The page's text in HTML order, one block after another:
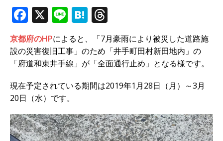
F
a
c
e
b
o
o
k
X Li
n
e
H
at
e
n
a
h
r
e
a
d
s
京都府のHPによると、「7月豪雨により被災した道路施
設の災害復旧工事」のため「井手町田村新田地内」の
「府道和束井手線」が「全面通行止め」となる様です。
現在予定されている期間は2019年1月28日（月）～3月
20日（水）です。